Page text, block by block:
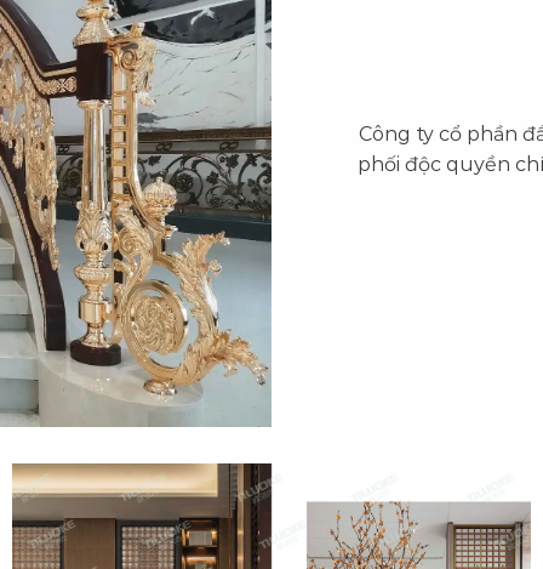
Công ty cổ phần
phối độc quyền